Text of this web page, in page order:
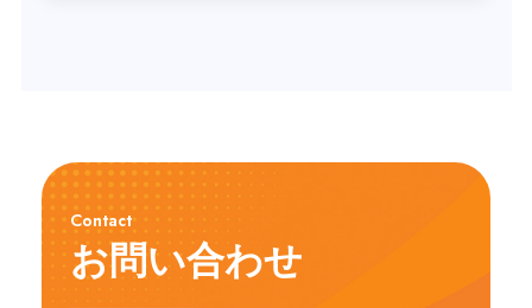
Contact
お問い合わせ